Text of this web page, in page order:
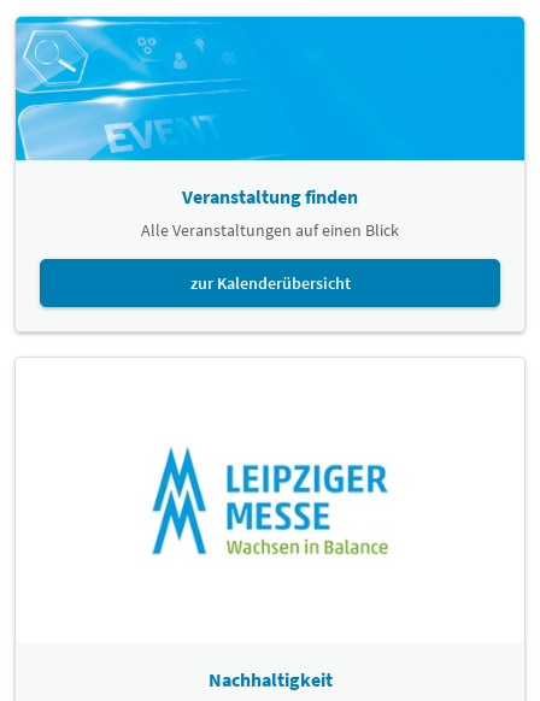
Veranstaltung finden
Alle Veranstaltungen auf einen Blick
zur Kalenderübersicht
Nachhaltigkeit